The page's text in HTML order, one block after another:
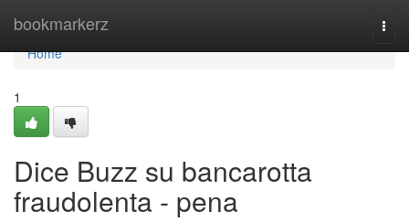
bookmarkerz
Home
Home
1
Dice Buzz su bancarotta
fraudolenta - pena